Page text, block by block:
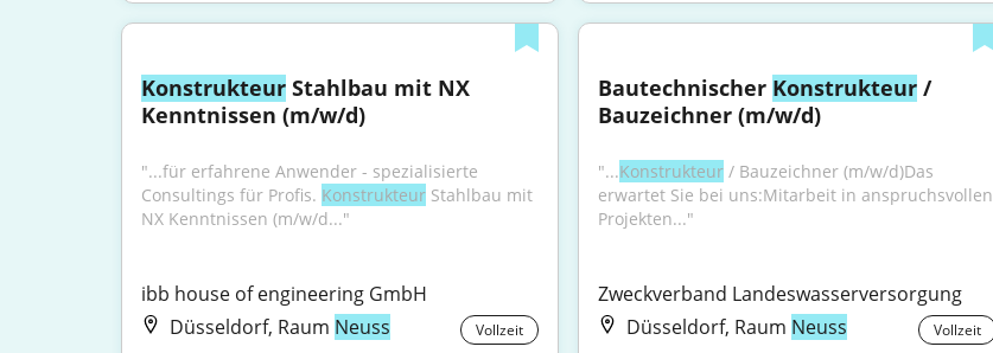
Konstrukteur Stahlbau mit NX
Kenntnissen (m/w/d)
"...für erfahrene Anwender - spezialisierte
Consultings für Profis. Konstrukteur Stahlbau mit
NX Kenntnissen (m/w/d..."
ibb house of engineering GmbH
Düsseldorf, Raum Neuss Vollzeit
Bautechnischer Konstrukteur /
Bauzeichner (m/w/d)
"...Konstrukteur / Bauzeichner (m/w/d)Das
erwartet Sie bei uns:Mitarbeit in anspruchsvollen
Projekten..."
Zweckverband Landeswasserversorgung
Düsseldorf, Raum Neuss Vollzeit